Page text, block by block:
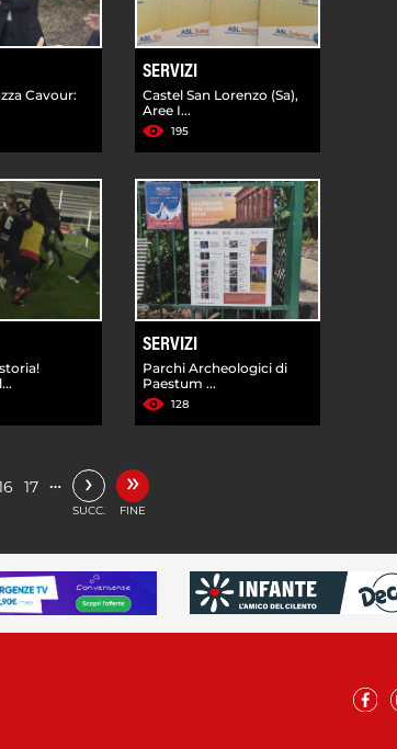
Cavour:
SERVIZI
Castel San Lorenzo (Sa),
Aree I...
195
SERVIZI
Parchi Archeologici di
Paestum ...
128
17 … ›
SUCC.
»
FINE